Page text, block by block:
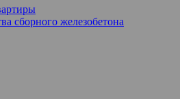
сборного железобетона